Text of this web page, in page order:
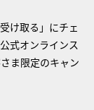
け取る」にチェ
式オンラインス
ま限定のキャン